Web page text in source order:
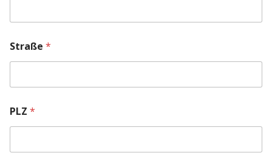
*
Straße *
PLZ *